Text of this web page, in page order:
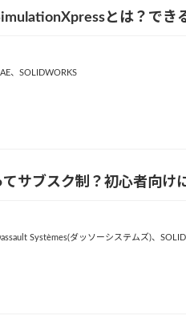
とは？でき
、 SOLIDWORKS
サブスク制？初心者向け
Systèmes(ダッソーシステムズ)、